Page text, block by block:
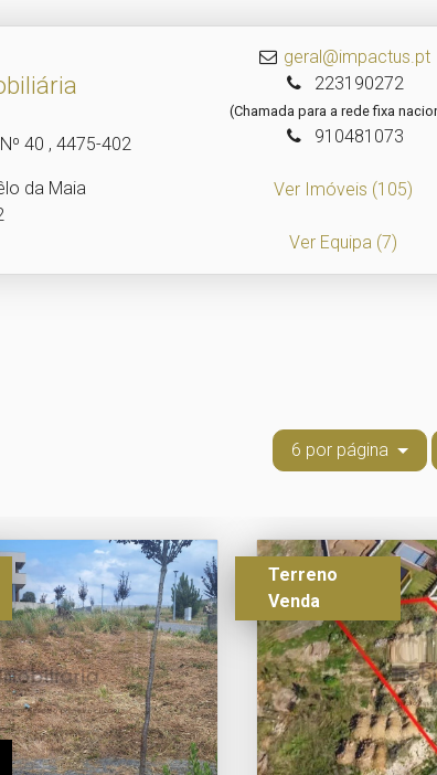
40 , 4475-402
da Maia
geral@impactus.pt
223190272
(Chamada para a rede fixa
910481073
Ver Imóveis (105)
Ver Equipa (7)
6 por página
Terreno
Venda